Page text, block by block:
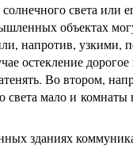
света или
объектах
напротив, узкими,
остекление
Во втором,
света мало и комнаты
зданиях